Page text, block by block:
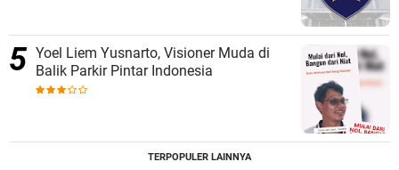
Yoel Liem Yusnarto, Visioner Muda di
Balik Parkir Pintar Indonesia
TERPOPULER LAINNYA